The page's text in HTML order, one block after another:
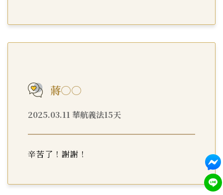
蔣○○
2025.03.11 華航義法15天
辛苦了！謝謝！